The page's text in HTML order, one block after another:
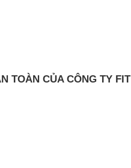
TOÀN CỦA CÔNG TY FIT